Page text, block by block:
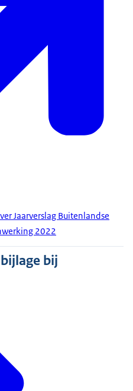
Jaarverslag Buitenlandse
2022
bij